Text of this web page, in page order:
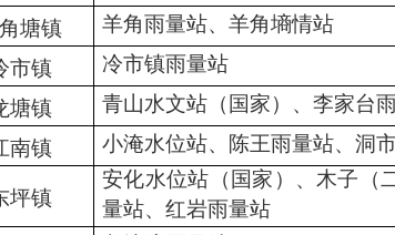
塘镇 羊角雨量站、羊角墒情站
市镇
冷市镇雨量站
塘镇
青山水文站（国家）、李家台
南镇
小淹水位站、陈王雨量站、洞
坪镇
安化水位站（国家）、木子（
量站、红岩雨量站